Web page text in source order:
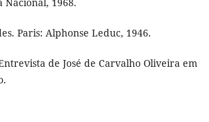
Paris: Alphonse Leduc, 1946.
de José de Carvalho Oliveira em